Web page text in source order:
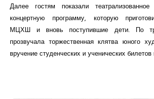
Далее гостям показали
концертную программу, которую
МЦХШ и вновь поступившие дети. По
прозвучала торжественная клятва юного
вручение студенческих и ученических билетов